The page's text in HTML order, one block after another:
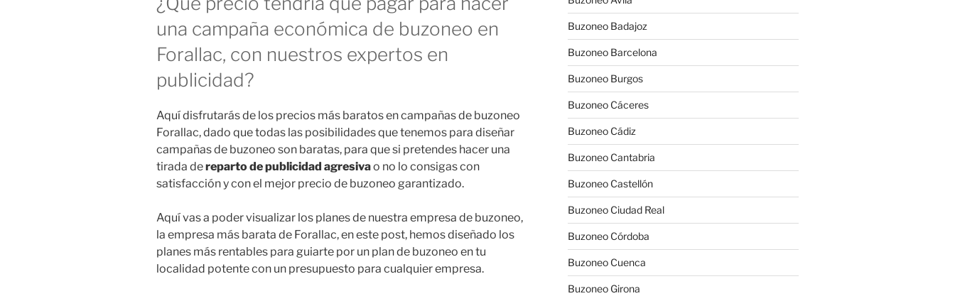
una campaña económica de buzoneo en
Forallac, con nuestros expertos en
publicidad?
Aquí disfrutarás de los precios más baratos en campañas de buzoneo
Forallac, dado que todas las posibilidades que tenemos para diseñar
campañas de buzoneo son baratas, para que si pretendes hacer una
tirada dereparto de publicidad agresivao no lo consigas con
satisfacción y con el mejor precio de buzoneo garantizado.
Aquí vas a poder visualizar los planes de nuestra empresa de buzoneo,
la empresa más barata de Forallac, en este post, hemos diseñado los
planes más rentables para guiarte por un plan de buzoneo en tu
localidad potente con un presupuesto para cualquier empresa.
Buzoneo Badajoz
Buzoneo Barcelona
Buzoneo Burgos
Buzoneo Cáceres
Buzoneo Cádiz
Buzoneo Cantabria
Buzoneo Castellón
Buzoneo Ciudad Real
Buzoneo Córdoba
Buzoneo Cuenca
Buzoneo Girona